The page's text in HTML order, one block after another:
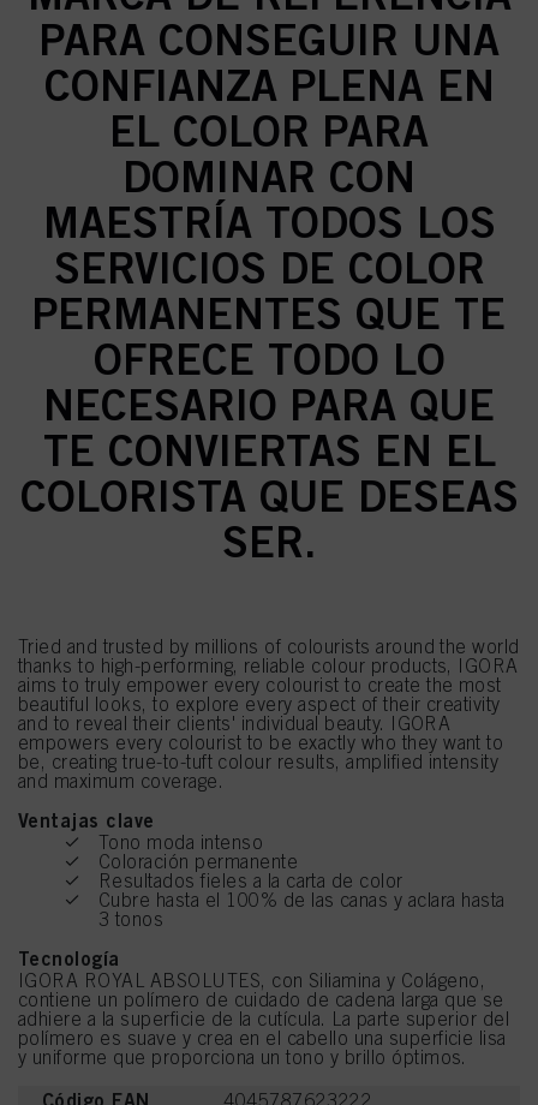
PARA CONSEGUIR UNA
CONFIANZA PLENA EN
EL COLOR PARA
DOMINAR CON
MAESTRÍA TODOS LOS
SERVICIOS DE COLOR
PERMANENTES QUE TE
OFRECE TODO LO
NECESARIO PARA QUE
TE CONVIERTAS EN EL
COLORISTA QUE DESEAS
SER.
Tried and trusted by millions of colourists around the world
thanks to high-performing, reliable colour products, IGORA
aims to truly empower every colourist to create the most
beautiful looks, to explore every aspect of their creativity
and to reveal their clients' individual beauty. IGORA
empowers every colourist to be exactly who they want to
be, creating true-to-tuft colour results, amplified intensity
and maximum coverage.
Ventajas clave
Tono moda intenso
Coloración permanente
Resultados fieles a la carta de color
Cubre hasta el 100% de las canas y aclara hasta
3 tonos
Tecnología
IGORA ROYAL ABSOLUTES, con Siliamina y Colágeno,
contiene un polímero de cuidado de cadena larga que se
adhiere a la superficie de la cutícula. La parte superior del
polímero es suave y crea en el cabello una superficie lisa
y uniforme que proporciona un tono y brillo óptimos.
Código EAN 4045787623222